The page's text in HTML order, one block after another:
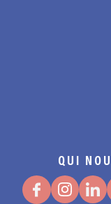
QUI